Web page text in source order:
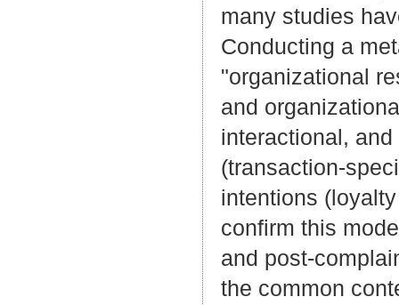
many studies
Conducting a
"organizational
and
interactional,
(transaction-
intentions
confirm this
and post-
the common